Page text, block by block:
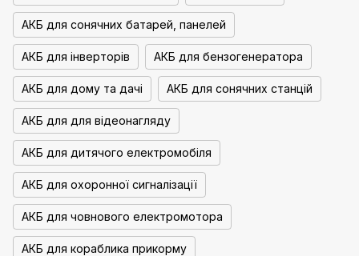
АКБ для сонячних батарей, панелей
АКБ для інверторів АКБ для бензогенератора
АКБ для дому та дачі АКБ для сонячних станцій
АКБ для для відеонагляду
АКБ для дитячого електромобіля
АКБ для охоронної сигналізації
АКБ для човнового електромотора
АКБ для кораблика прикорму